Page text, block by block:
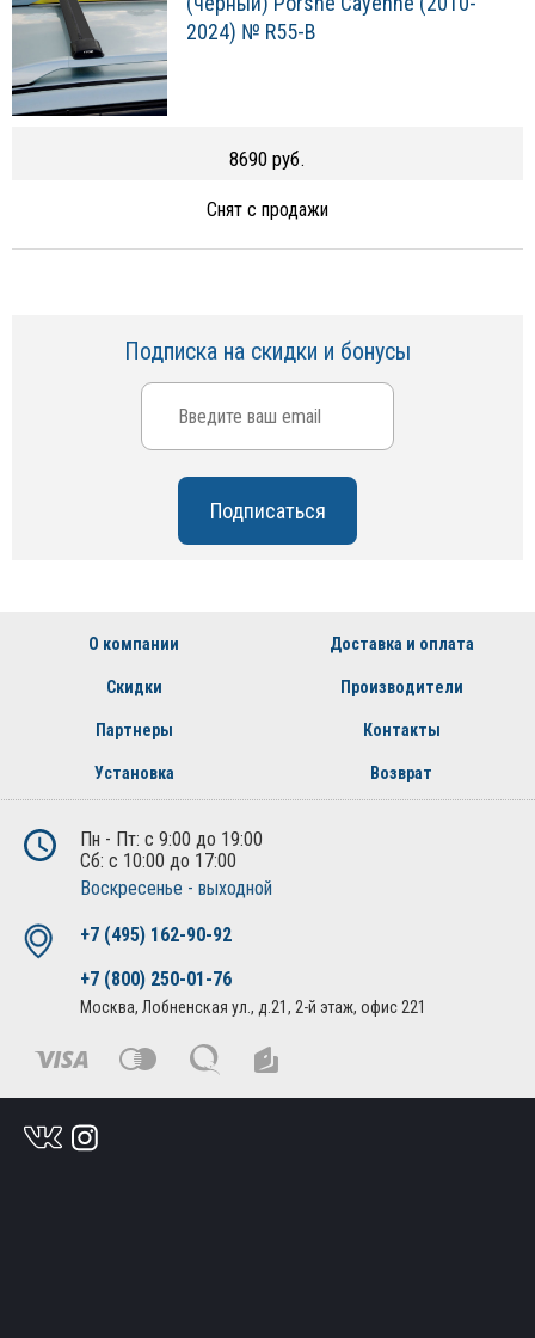
2024) № R55-B
8690 руб.
Снят с продажи
Подписка на скидки и бонусы
О компании Доставка и оплата
Скидки Производители
Партнеры Контакты
Установка Возврат
Пн - Пт: с 9:00 до 19:00
Сб: с 10:00 до 17:00
Воскресенье - выходной
+7 (495) 162-90-92
+7 (800) 250-01-76
Москва, Лобненская ул., д.21, 2-й этаж, офис 221